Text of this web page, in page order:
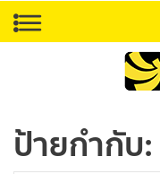
ป้ายกำกับ: